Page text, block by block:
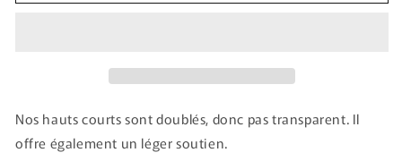
Nos hauts courts sont doublés, donc pas transparent. Il
offre également un léger soutien.